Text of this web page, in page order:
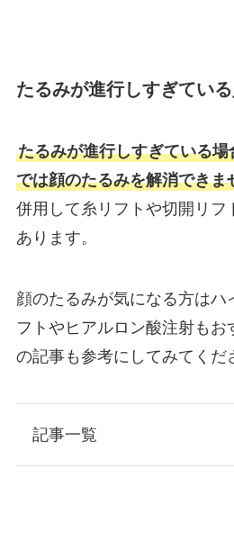
たるみが進行しすぎている
たるみが進行しすぎている
では顔のたるみを解消できま
併用して糸リフトや切開リフ
あります。
顔のたるみが気になる方はハ
フトやヒアルロン酸注射もお
の記事も参考にしてみてくだ
記事一覧